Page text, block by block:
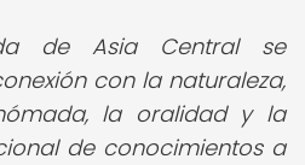
de Asia Central se
con la naturaleza,
la oralidad y la
de conocimientos a